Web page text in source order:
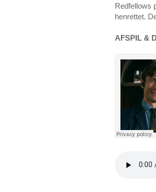
Redfellows
henrettet.
AFSPIL &